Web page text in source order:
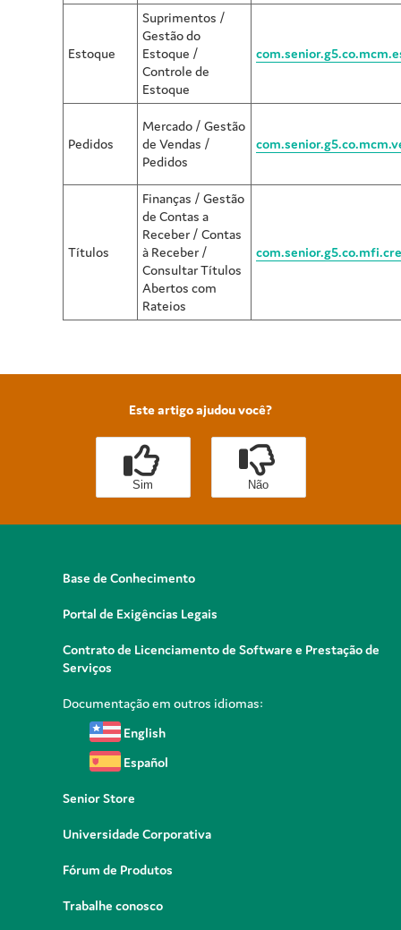
Estoque
Suprimentos /
Gestão do
Estoque /
Controle de
Estoque
Pedidos
Mercado / Gestão
de Vendas /
Pedidos
Títulos
Finanças / Gestão
de Contas a
Receber / Contas
à Receber /
Consultar Títulos
Abertos com
Rateios
Este artigo ajudou você?
Sim Não
Base de Conhecimento
Portal de Exigências Legais
Contrato de Licenciamento de Software e Prestação de
Serviços
Documentação em outros idiomas:
English
Español
Senior Store
Universidade Corporativa
Fórum de Produtos
Trabalhe conosco